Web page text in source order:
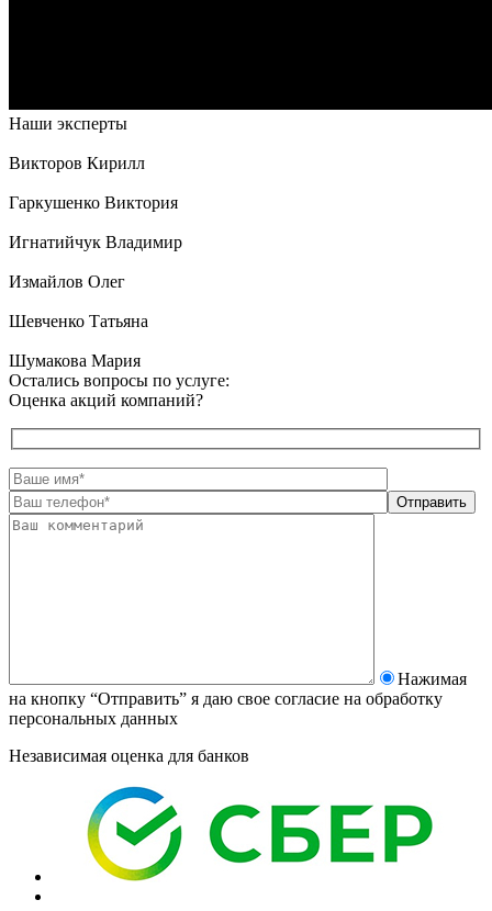
Наши эксперты
Викторов Кирилл
Гаркушенко Виктория
Игнатийчук Владимир
Измайлов Олег
Шевченко Татьяна
Шумакова Мария
Остались вопросы по услуге:
Оценка акций компаний?
Нажимая
на кнопку “Отправить” я даю свое согласие на обработку
персональных данных
Независимая оценка для банков